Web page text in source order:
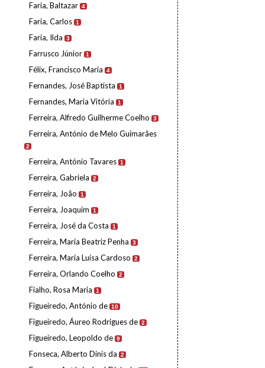
Faria, Baltazar 4
Faria, Carlos 1
Faria, Ilda 3
Farrusco Júnior 1
Félix, Francisco Maria 4
Fernandes, José Baptista 1
Fernandes, Maria Vitória 1
Ferreira, Alfredo Guilherme Coelho 3
Ferreira, António de Melo Guimarães
2
Ferreira, António Tavares 1
Ferreira, Gabriela 2
Ferreira, João 1
Ferreira, Joaquim 1
Ferreira, José da Costa 1
Ferreira, Maria Beatriz Penha 3
Ferreira, Maria Luísa Cardoso 2
Ferreira, Orlando Coelho 2
Fialho, Rosa Maria 1
Figueiredo, António de 10
Figueiredo, Áureo Rodrigues de 2
Figueiredo, Leopoldo de 9
Fonseca, Alberto Dinis da 2